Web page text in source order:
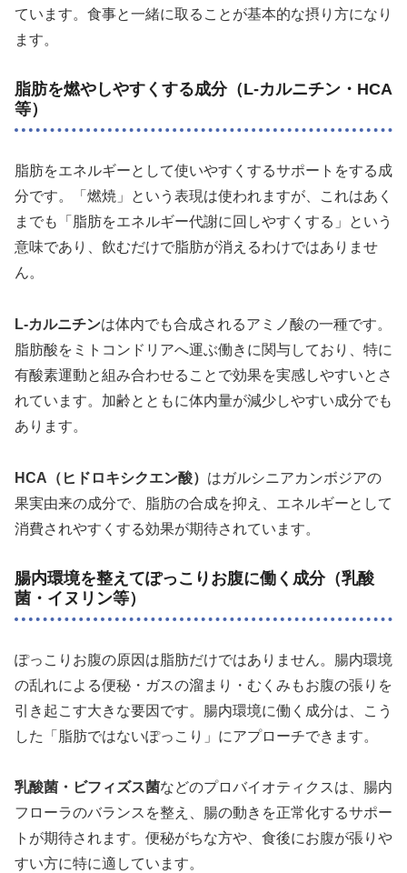
ています。食事と一緒に取ることが基本的な摂り方になり
ます。
脂肪を燃やしやすくする成分（L-カルニチン・HCA
等）
脂肪をエネルギーとして使いやすくするサポートをする成
分です。「燃焼」という表現は使われますが、これはあく
までも「脂肪をエネルギー代謝に回しやすくする」という
意味であり、飲むだけで脂肪が消えるわけではありませ
ん。
L-カルニチンは体内でも合成されるアミノ酸の一種です。
脂肪酸をミトコンドリアへ運ぶ働きに関与しており、特に
有酸素運動と組み合わせることで効果を実感しやすいとさ
れています。加齢とともに体内量が減少しやすい成分でも
あります。
HCA（ヒドロキシクエン酸） はガルシニアカンボジアの
果実由来の成分で、脂肪の合成を抑え、エネルギーとして
消費されやすくする効果が期待されています。
腸内環境を整えてぽっこりお腹に働く成分（乳酸
菌・イヌリン等）
ぽっこりお腹の原因は脂肪だけではありません。腸内環境
の乱れによる便秘・ガスの溜まり・むくみもお腹の張りを
引き起こす大きな要因です。腸内環境に働く成分は、こう
した「脂肪ではないぽっこり」にアプローチできます。
乳酸菌・ビフィズス菌などのプロバイオティクスは、腸内
フローラのバランスを整え、腸の動きを正常化するサポー
トが期待されます。便秘がちな方や、食後にお腹が張りや
すい方に特に適しています。